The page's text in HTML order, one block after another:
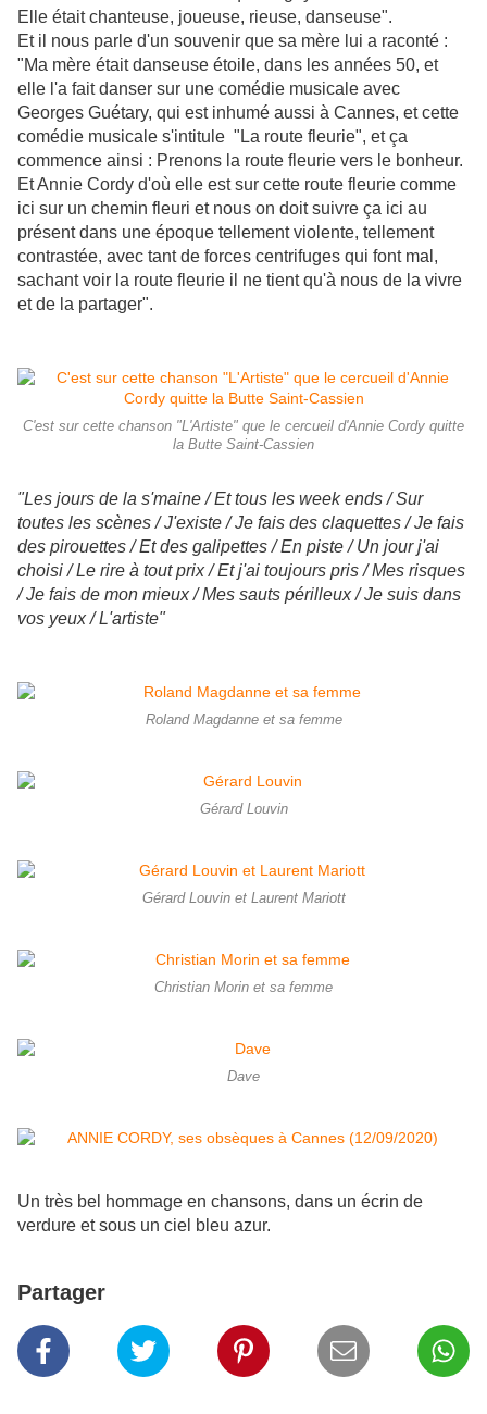
Elle était chanteuse, joueuse, rieuse, danseuse".
Et il nous parle d'un souvenir que sa mère lui a raconté :
"Ma mère était danseuse étoile, dans les années 50, et
elle l'a fait danser sur une comédie musicale avec
Georges Guétary, qui est inhumé aussi à Cannes, et cette
comédie musicale s'intitule "La route fleurie", et ça
commence ainsi : Prenons la route fleurie vers le bonheur.
Et Annie Cordy d'où elle est sur cette route fleurie comme
ici sur un chemin fleuri et nous on doit suivre ça ici au
présent dans une époque tellement violente, tellement
contrastée, avec tant de forces centrifuges qui font mal,
sachant voir la route fleurie il ne tient qu'à nous de la vivre
et de la partager".
C'est sur cette chanson "L'Artiste" que le cercueil d'Annie Cordy quitte
la Butte Saint-Cassien
"Les jours de la s'maine / Et tous les week ends / Sur
toutes les scènes / J'existe / Je fais des claquettes / Je fais
des pirouettes / Et des galipettes / En piste / Un jour j'ai
choisi / Le rire à tout prix / Et j'ai toujours pris / Mes risques
/ Je fais de mon mieux / Mes sauts périlleux / Je suis dans
vos yeux / L'artiste"
Roland Magdanne et sa femme
Gérard Louvin
Gérard Louvin et Laurent Mariott
Christian Morin et sa femme
Dave
Un très bel hommage en chansons, dans un écrin de
verdure et sous un ciel bleu azur.
Partager